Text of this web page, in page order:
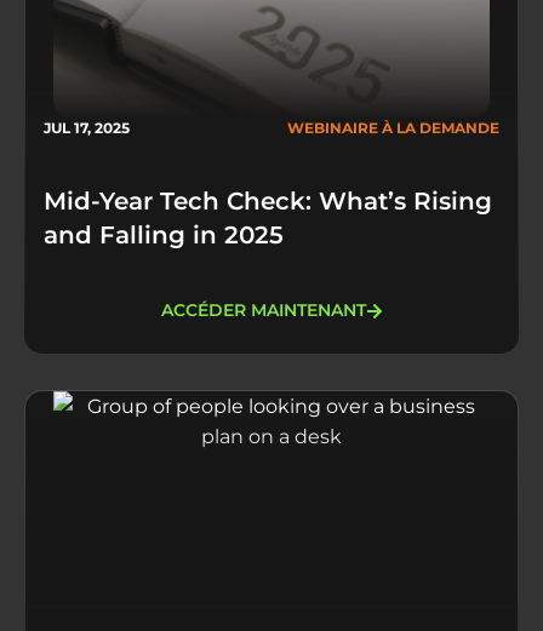
JUL 17, 2025 WEBINAIRE À LA DEMANDE
Mid-Year Tech Check: What’s Rising
and Falling in 2025
ACCÉDER MAINTENANT